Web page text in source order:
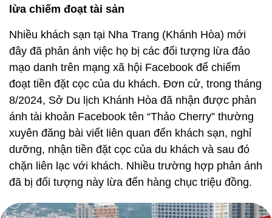
lừa chiếm đoạt tài sản
Nhiều khách sạn tại Nha Trang (Khánh Hòa) mới
đây đã phản ánh việc họ bị các đối tượng lừa đảo
mạo danh trên mạng xã hội Facebook để chiếm
đoạt tiền đặt cọc của du khách. Đơn cử, trong tháng
8/2024, Sở Du lịch Khánh Hòa đã nhận được phản
ánh tài khoản Facebook tên “Thảo Cherry” thường
xuyên đăng bài viết liên quan đến khách sạn, nghỉ
dưỡng, nhận tiền đặt cọc của du khách và sau đó
chặn liên lạc với khách. Nhiều trường hợp phản ánh
đã bị đối tượng này lừa đến hàng chục triệu đồng.